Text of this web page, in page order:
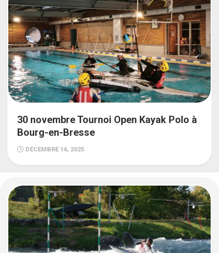
30 novembre Tournoi Open Kayak Polo à
Bourg-en-Bresse
DÉCEMBRE 14, 2025